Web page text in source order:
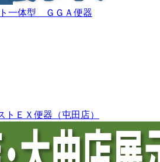
一体型 ＧＧＡ便器